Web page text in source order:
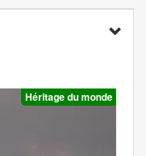
Héritage du monde